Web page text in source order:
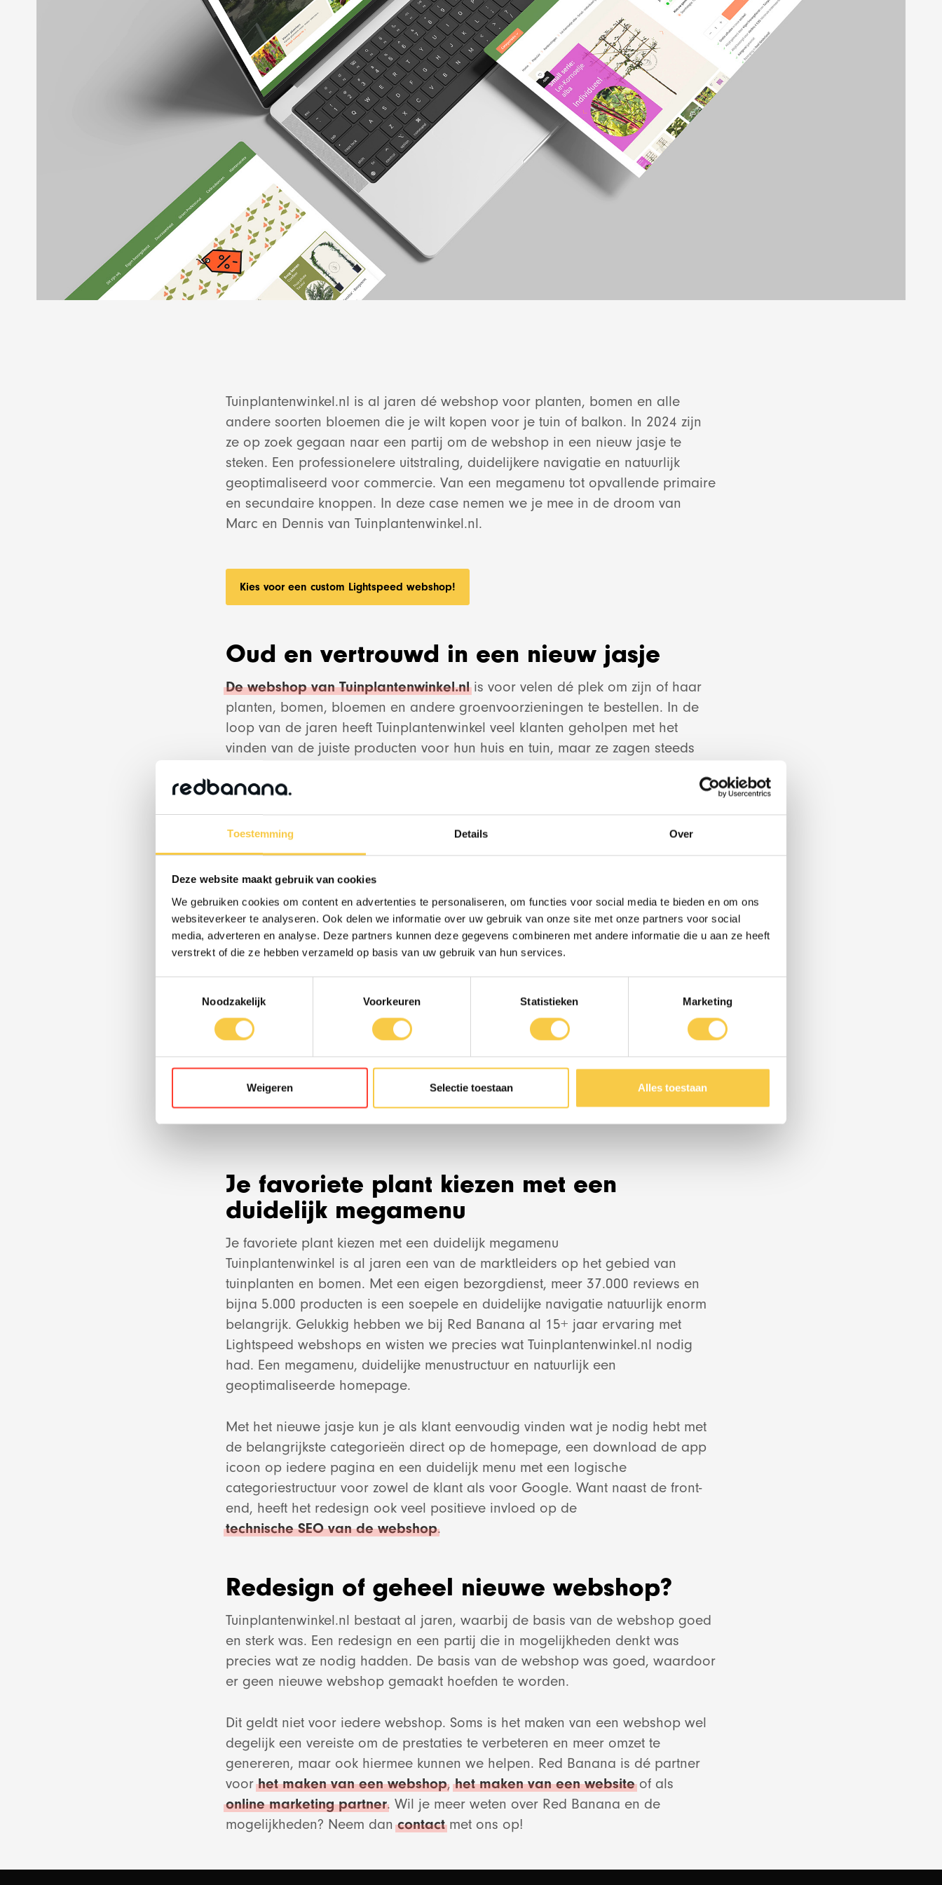
Toestemming Details Over
Deze website maakt gebruik van cookies
We gebruiken cookies om content en advertenties te personaliseren, om functies voor social media te bieden en om ons
websiteverkeer te analyseren. Ook delen we informatie over uw gebruik van onze site met onze partners voor social
media, adverteren en analyse. Deze partners kunnen deze gegevens combineren met andere informatie die u aan ze heeft
verstrekt of die ze hebben verzameld op basis van uw gebruik van hun services.
Noodzakelijk
Voorkeuren Statistieken Marketing
Weigeren Selectie toestaan Alles toestaan
Design & Development
Website
Bekijk project
Webshop
Bekijk project
Lightspeed
Bekijk project
Shopify
Bekijk project
Red Banana Studio
SEO en bloggen
Social media strategie
Bekijk project
E-mail marketing
Bekijk project
Alle online marketing diensten
Bekijk project
RedBanana.ai
Work
News
Contact
Tuinplantenwinkel.nl is al jaren dé webshop voor planten, bomen en alle
andere soorten bloemen die je wilt kopen voor je tuin of balkon. In 2024 zijn
ze op zoek gegaan naar een partij om de webshop in een nieuw jasje te
steken. Een professionelere uitstraling, duidelijkere navigatie en natuurlijk
geoptimaliseerd voor commercie. Van een megamenu tot opvallende primaire
en secundaire knoppen. In deze case nemen we je mee in de droom van
Marc en Dennis van Tuinplantenwinkel.nl.
Kies voor een custom Lightspeed webshop!
Oud en vertrouwd in een nieuw jasje
De webshop van Tuinplantenwinkel.nlis voor velen dé plek om zijn of haar
planten, bomen, bloemen en andere groenvoorzieningen te bestellen. In de
loop van de jaren heeft Tuinplantenwinkel veel klanten geholpen met het
vinden van de juiste producten voor hun huis en tuin, maar ze zagen steeds
Groen als leidende kleur, duidelijke call-to-action knoppen en natuurlijk een
duidelijke CTA om de app te downloaden. Maar natuurlijk zijn we de oude
redesignen en maken van een Lightspeed webshop
Tuintplantenwinkel was een unieke kans om een ultieme aankoopervaring te
creëren voor iedere bezoeker!
Je favoriete plant kiezen met een
duidelijk megamenu
Je favoriete plant kiezen met een duidelijk megamenu
Tuinplantenwinkel is al jaren een van de marktleiders op het gebied van
tuinplanten en bomen. Met een eigen bezorgdienst, meer 37.000 reviews en
bijna 5.000 producten is een soepele en duidelijke navigatie natuurlijk enorm
belangrijk. Gelukkig hebben we bij Red Banana al 15+ jaar ervaring met
Lightspeed webshops en wisten we precies wat Tuinplantenwinkel.nl nodig
had. Een megamenu, duidelijke menustructuur en natuurlijk een
geoptimaliseerde homepage.
Met het nieuwe jasje kun je als klant eenvoudig vinden wat je nodig hebt met
de belangrijkste categorieën direct op de homepage, een download de app
icoon op iedere pagina en een duidelijk menu met een logische
categoriestructuur voor zowel de klant als voor Google. Want naast de front-
end, heeft het redesign ook veel positieve invloed op de
technische SEO van de webshop.
Redesign of geheel nieuwe webshop?
Tuinplantenwinkel.nl bestaat al jaren, waarbij de basis van de webshop goed
en sterk was. Een redesign en een partij die in mogelijkheden denkt was
precies wat ze nodig hadden. De basis van de webshop was goed, waardoor
er geen nieuwe webshop gemaakt hoefden te worden.
Dit geldt niet voor iedere webshop. Soms is het maken van een webshop wel
degelijk een vereiste om de prestaties te verbeteren en meer omzet te
genereren, maar ook hiermee kunnen we helpen. Red Banana is dé partner
voorhet maken van een webshop,het maken van een websiteof als
online marketing partner. Wil je meer weten over Red Banana en de
mogelijkheden? Neem dancontactmet ons op!